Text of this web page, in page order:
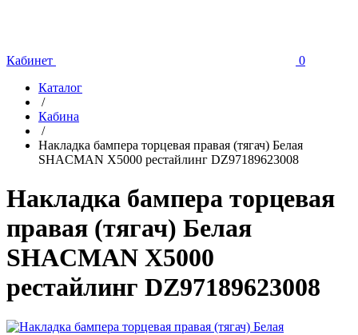
Кабинет
0
Каталог
/
Кабина
/
Накладка бампера торцевая правая (тягач) Белая
SHACMAN X5000 рестайлинг DZ97189623008
Накладка бампера торцевая
правая (тягач) Белая
SHACMAN X5000
рестайлинг DZ97189623008